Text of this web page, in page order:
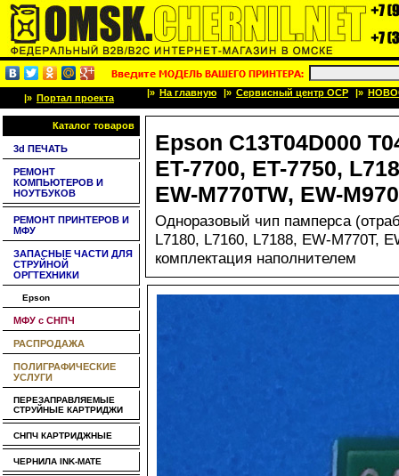
|» Портал проекта |» На главную |» Сервисный центр OCP |»
Каталог товаров
3d ПЕЧАТЬ
РЕМОНТ
КОМПЬЮТЕРОВ И
НОУТБУКОВ
РЕМОНТ ПРИНТЕРОВ И
МФУ
ЗАПАСНЫЕ ЧАСТИ ДЛЯ
СТРУЙНОЙ
ОРГТЕХНИКИ
Epson
МФУ с СНПЧ
РАСПРОДАЖА
ПОЛИГРАФИЧЕСКИЕ
УСЛУГИ
ПЕРЕЗАПРАВЛЯЕМЫЕ
СТРУЙНЫЕ КАРТРИДЖИ
СНПЧ КАРТРИДЖНЫЕ
ЧЕРНИЛА INK-MATE
Epson C13T04D000
ET-7700, ET-7750,
EW-M770TW, EW-
Одноразовый чип памперса
L7180, L7160, L7188, EW-M770T,
комплектация наполнителем